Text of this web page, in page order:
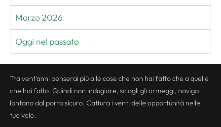
Marzo 2026
Oggi nel passato
Tra vent'anni penserai più alle cose che non hai fatto che a quelle
che hai fatto. Quindi non indugiare, sciogli gli ormeggi, naviga
lontano dal porto sicuro. Cattura i venti delle opportunità nelle
tue vele.